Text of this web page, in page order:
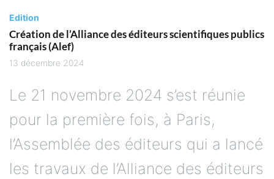
Edition
Création de l’Alliance des éditeurs scientifiques publics
français (Alef)
13 décembre 2024
Le 21 novembre 2024 s’est réunie
pour la première fois, à Paris,
l’Assemblée des éditeurs qui a lancé
les travaux de l’Alliance des éditeurs